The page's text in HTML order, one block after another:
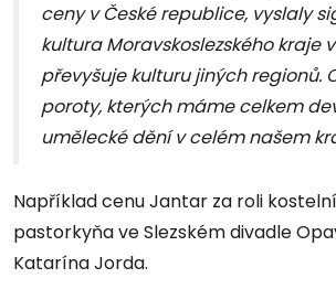
ceny v České republice, vyslaly
kultura Moravskoslezského kraje
převyšuje kulturu jiných regionů.
poroty, kterých máme celkem
umělecké dění v celém našem
Například cenu Jantar za roli
pastorkyňa ve Slezském divadle
Katarína Jorda.